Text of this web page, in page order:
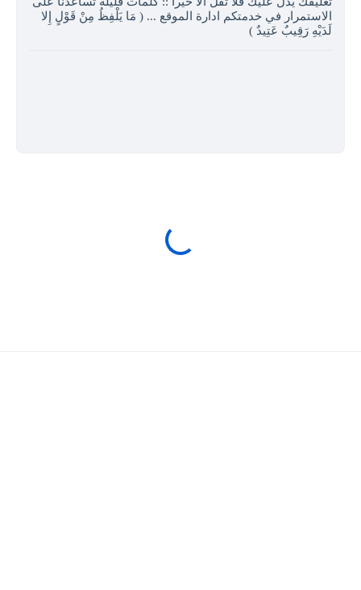
الاستمرار في خدمتكم ادارة الموقع ... ( مَا يَلْفِظُ مِنْ قَوْلٍ إِلا
لَدَيْهِ رَقِيبٌ عَتِيدٌ )